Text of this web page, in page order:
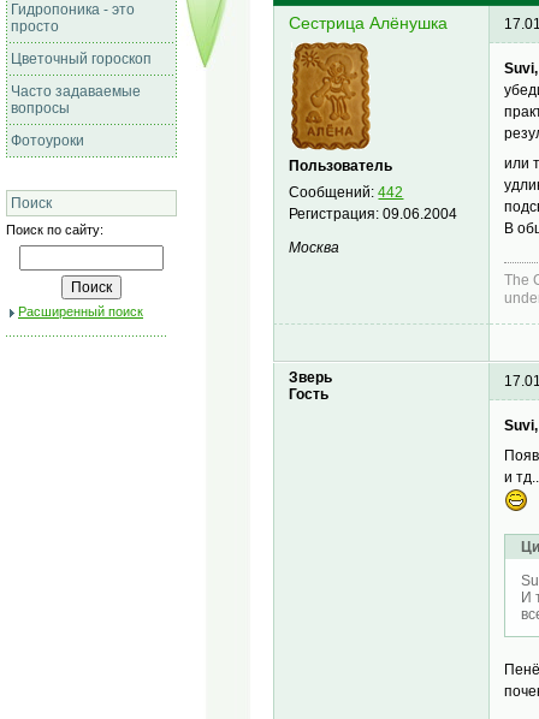
Гидропоника - это
просто
Цветочный гороскоп
Часто задаваемые
вопросы
Фотоуроки
Поиск
Поиск по сайту:
Расширенный поиск
Сестрица Алёнушка
Пользователь
Сообщений:442
Регистрация:09.06.2004
Москва
Suvi,
или
В
The
Зверь
Гость
Suvi,
и
И